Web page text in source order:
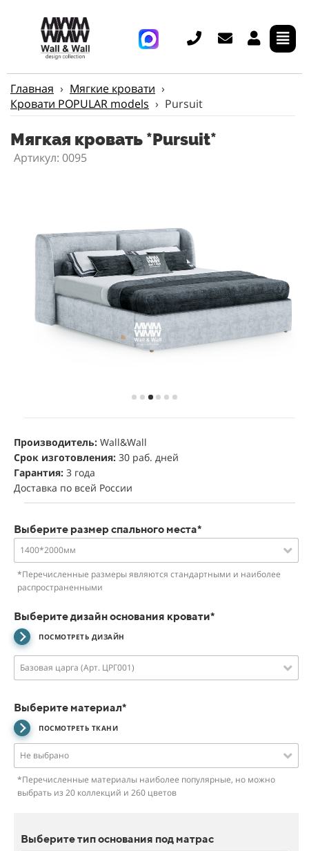
Главная › Мягкие кровати ›
Кровати POPULAR models › Pursuit
Мягкая кровать *Pursuit*
Артикул: 0095
Производитель: Wall&Wall
Срок изготовления: 30 раб. дней
Гарантия: 3 года
Доставка по всей России
Выберите размер спального места*
1400*2000мм
*Перечисленные размеры являются стандартными и наиболее
распространенными
Выберите дизайн основания кровати*
ПОСМОТРЕТЬ ДИЗАЙН
Базовая царга (Арт. ЦРГ001)
Выберите материал*
ПОСМОТРЕТЬ ТКАНИ
Не выбрано
*Перечисленные материалы наиболее популярные, но можно
выбрать из 20 коллекций и 260 цветов
Выберите тип основания под матрас